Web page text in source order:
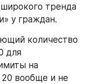
тренда
у граждан.
количество
для
на
вообще и не